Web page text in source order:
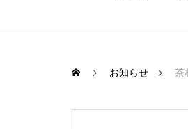
お知らせ 茶